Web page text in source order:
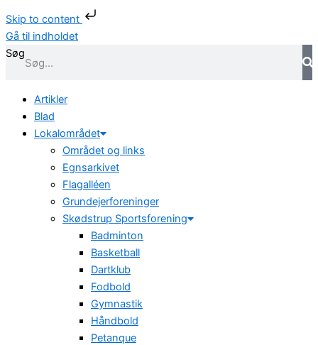
Skip to content
Gå til indholdet
Søg
Artikler
Blad
Lokalområdet
Området og links
Egnsarkivet
Flagalléen
Grundejerforeninger
Skødstrup Sportsforening
Badminton
Basketball
Dartklub
Fodbold
Gymnastik
Håndbold
Petanque